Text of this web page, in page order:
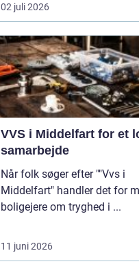
02 juli 2026
VVS i Middelfart for et
samarbejde
Når folk søger efter ""Vvs i
Middelfart" handler det for
boligejere om tryghed i ...
11 juni 2026